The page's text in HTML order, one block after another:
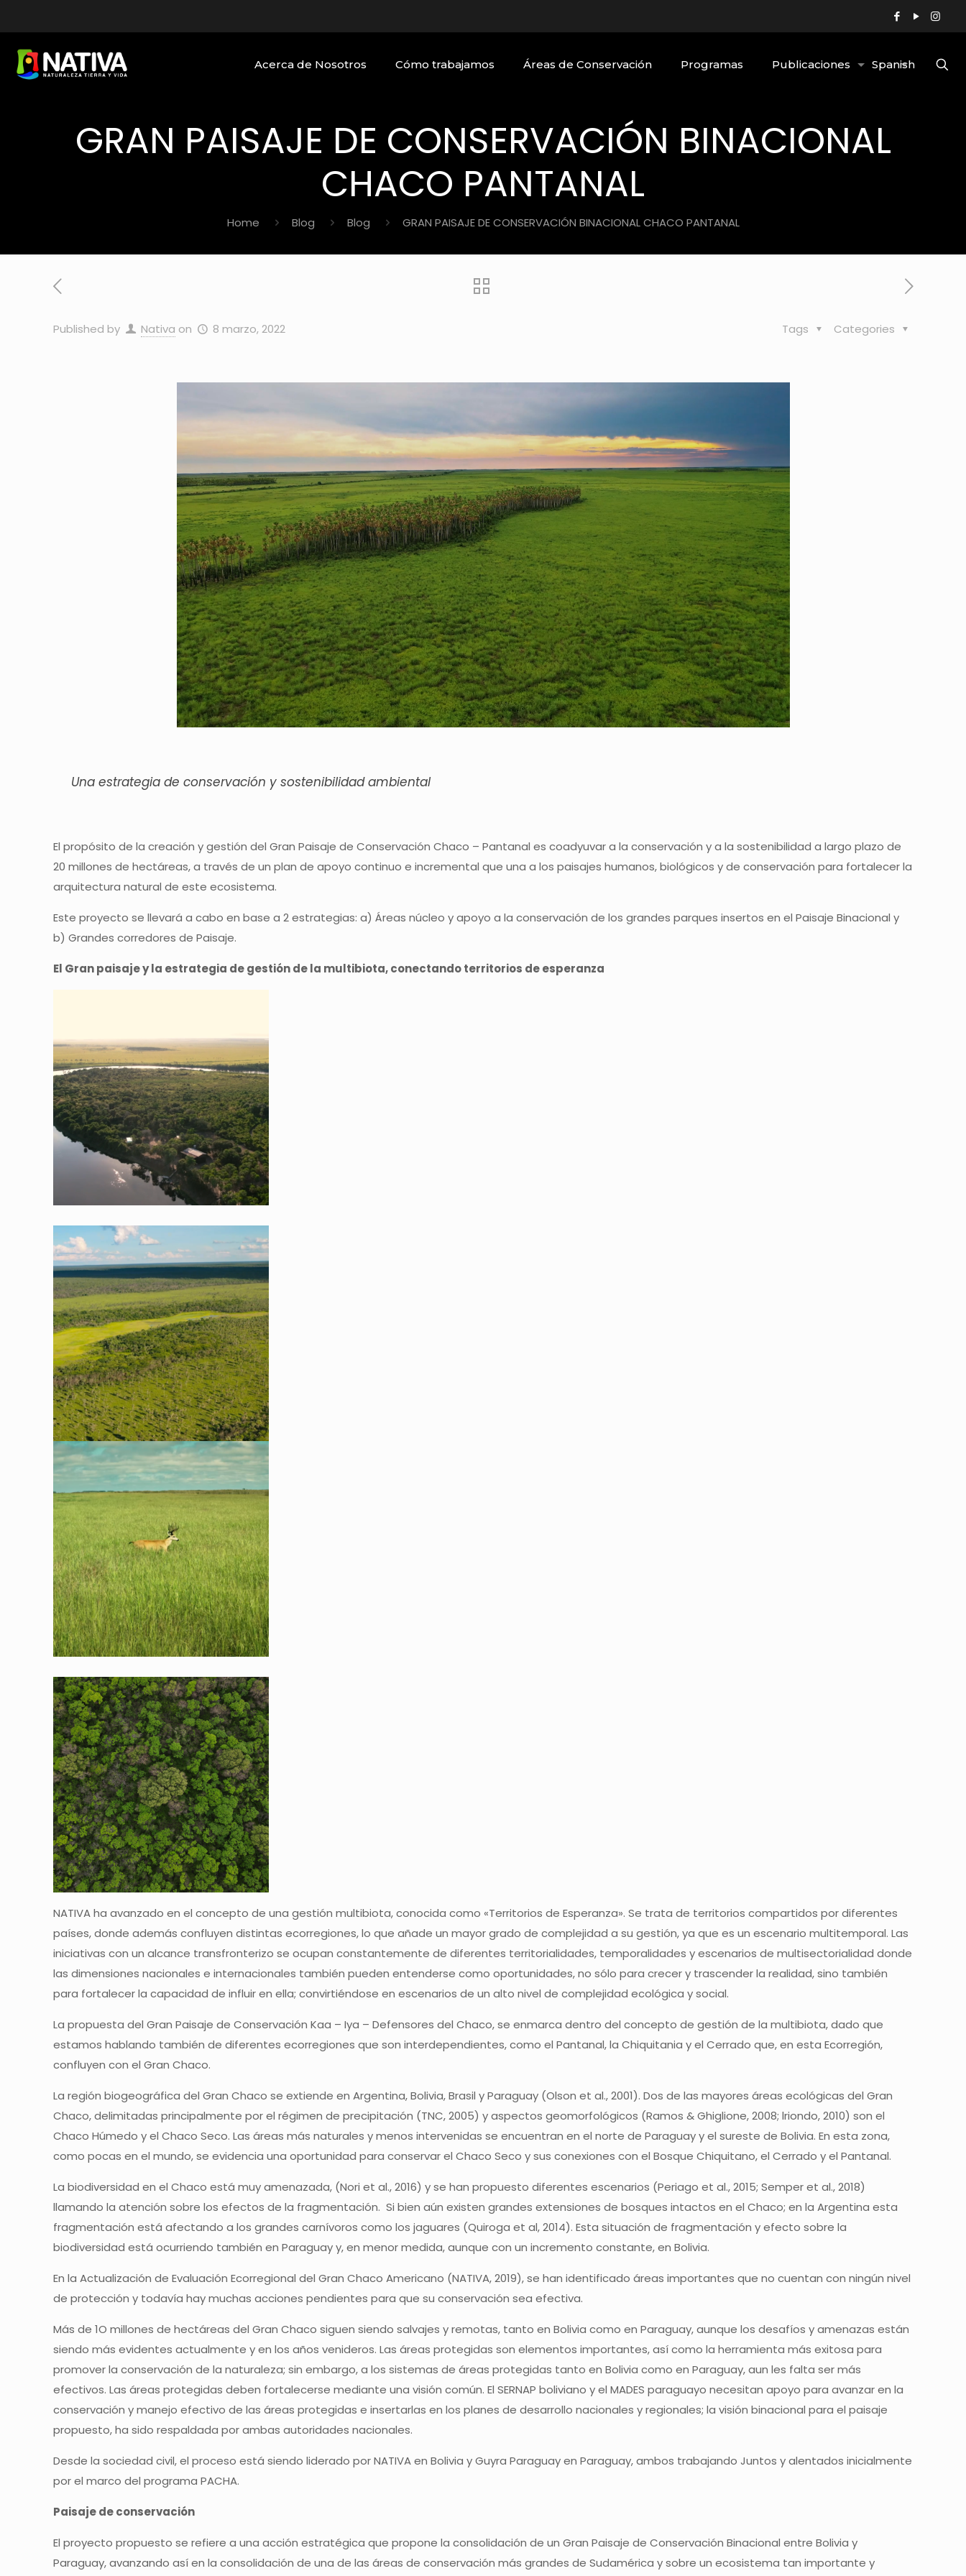
Acerca de Nosotros Cómo trabajamos Áreas de Conservación Programas Publicaciones Spanish
GRAN PAISAJE DE CONSERVACIÓN BINACIONAL
CHACO PANTANAL
Home Blog Blog GRAN PAISAJE DE CONSERVACIÓN BINACIONAL CHACO PANTANAL
Published by Nativa on 8 marzo, 2022 Categories
Tags
Una estrategia de conservación y sostenibilidad ambiental
El propósito de la creación y gestión del Gran Paisaje de Conservación Chaco – Pantanal es coadyuvar a la conservación y a la sostenibilidad a largo plazo de
20 millones de hectáreas, a través de un plan de apoyo continuo e incremental que una a los paisajes humanos, biológicos y de conservación para fortalecer la
arquitectura natural de este ecosistema.
Este proyecto se llevará a cabo en base a 2 estrategias: a) Áreas núcleo y apoyo a la conservación de los grandes parques insertos en el Paisaje Binacional y
b) Grandes corredores de Paisaje.
El Gran paisaje y la estrategia de gestión de la multibiota, conectando territorios de esperanza
NATIVA ha avanzado en el concepto de una gestión multibiota, conocida como «Territorios de Esperanza». Se trata de territorios compartidos por diferentes
países, donde además confluyen distintas ecorregiones, lo que añade un mayor grado de complejidad a su gestión, ya que es un escenario multitemporal. Las
iniciativas con un alcance transfronterizo se ocupan constantemente de diferentes territorialidades, temporalidades y escenarios de multisectorialidad donde
las dimensiones nacionales e internacionales también pueden entenderse como oportunidades, no sólo para crecer y trascender la realidad, sino también
para fortalecer la capacidad de influir en ella; convirtiéndose en escenarios de un alto nivel de complejidad ecológica y social.
La propuesta del Gran Paisaje de Conservación Kaa – Iya – Defensores del Chaco, se enmarca dentro del concepto de gestión de la multibiota, dado que
estamos hablando también de diferentes ecorregiones que son interdependientes, como el Pantanal, la Chiquitania y el Cerrado que, en esta Ecorregión,
confluyen con el Gran Chaco.
La región biogeográfica del Gran Chaco se extiende en Argentina, Bolivia, Brasil y Paraguay (Olson et al., 2001). Dos de las mayores áreas ecológicas del Gran
Chaco, delimitadas principalmente por el régimen de precipitación (TNC, 2005) y aspectos geomorfológicos (Ramos & Ghiglione, 2008; lriondo, 2010) son el
Chaco Húmedo y el Chaco Seco. Las áreas más naturales y menos intervenidas se encuentran en el norte de Paraguay y el sureste de Bolivia. En esta zona,
como pocas en el mundo, se evidencia una oportunidad para conservar el Chaco Seco y sus conexiones con el Bosque Chiquitano, el Cerrado y el Pantanal.
La biodiversidad en el Chaco está muy amenazada, (Nori et al., 2016) y se han propuesto diferentes escenarios (Periago et al., 2015; Semper et al., 2018)
llamando la atención sobre los efectos de la fragmentación. Si bien aún existen grandes extensiones de bosques intactos en el Chaco; en la Argentina esta
fragmentación está afectando a los grandes carnívoros como los jaguares (Quiroga et al, 2014). Esta situación de fragmentación y efecto sobre la
biodiversidad está ocurriendo también en Paraguay y, en menor medida, aunque con un incremento constante, en Bolivia.
En la Actualización de Evaluación Ecorregional del Gran Chaco Americano (NATIVA, 2019), se han identificado áreas importantes que no cuentan con ningún nivel
de protección y todavía hay muchas acciones pendientes para que su conservación sea efectiva.
Más de 1O millones de hectáreas del Gran Chaco siguen siendo salvajes y remotas, tanto en Bolivia como en Paraguay, aunque los desafíos y amenazas están
siendo más evidentes actualmente y en los años venideros. Las áreas protegidas son elementos importantes, así como la herramienta más exitosa para
promover la conservación de la naturaleza; sin embargo, a los sistemas de áreas protegidas tanto en Bolivia como en Paraguay, aun les falta ser más
efectivos. Las áreas protegidas deben fortalecerse mediante una visión común. El SERNAP boliviano y el MADES paraguayo necesitan apoyo para avanzar en la
conservación y manejo efectivo de las áreas protegidas e insertarlas en los planes de desarrollo nacionales y regionales; la visión binacional para el paisaje
propuesto, ha sido respaldada por ambas autoridades nacionales.
Desde la sociedad civil, el proceso está siendo liderado por NATIVA en Bolivia y Guyra Paraguay en Paraguay, ambos trabajando Juntos y alentados inicialmente
por el marco del programa PACHA.
Paisaje de conservación
El proyecto propuesto se refiere a una acción estratégica que propone la consolidación de un Gran Paisaje de Conservación Binacional entre Bolivia y
Paraguay, avanzando así en la consolidación de una de las áreas de conservación más grandes de Sudamérica y sobre un ecosistema tan importante y